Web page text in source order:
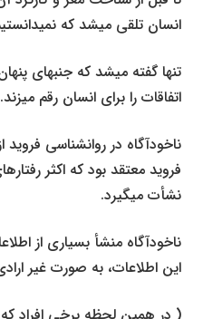
انسان تلقی می­شد که
تنها گفته می­شد که جنبه­ای
اتفاقات را برای انسان رقم می­زند.
ناخودآگاه در روان­شناسی فروید
فروید معتقد بود که اکثر
نشأت می­گیرد.
ناخودآگاه منشأ بسیاری از
این اطلاعات، به صورت غیر